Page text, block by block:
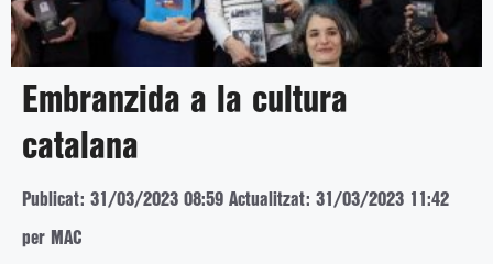
Embranzida a la cultura
catalana
Publicat: 31/03/2023 08:59 Actualitzat: 31/03/2023 11:42
per MAC